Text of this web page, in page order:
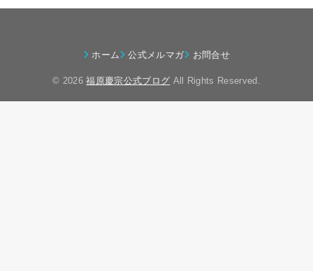
ホーム 公式メルマガ お問合せ
© 2026福原慶宗公式ブログ All Rights Reserved.